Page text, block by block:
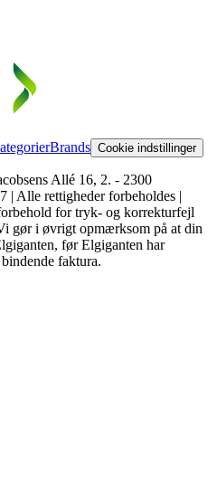
Brands Cookie indstillinger
Allé 16, 2. - 2300
| Alle rettigheder forbeholdes |
for tryk- og korrekturfejl
gør i øvrigt opmærksom på at din
før Elgiganten har
faktura.